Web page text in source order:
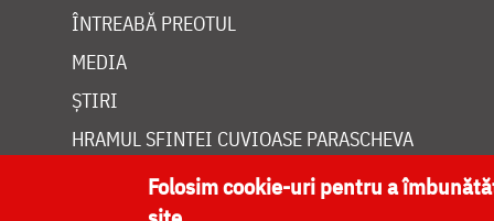
ÎNTREABĂ PREOTUL
MEDIA
ȘTIRI
HRAMUL SFINTEI CUVIOASE PARASCHEVA
Folosim cookie-uri pentru a